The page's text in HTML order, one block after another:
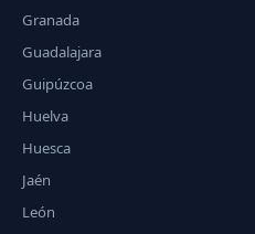
Granada
Guadalajara
Guipúzcoa
Huelva
Huesca
Jaén
León